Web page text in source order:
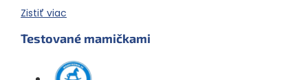
Zistiť viac
Testované mamičkami